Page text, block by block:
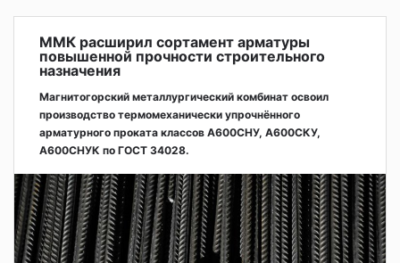
ММК расширил сортамент арматуры
повышенной прочности строительного
назначения
Магнитогорский металлургический комбинат освоил
производство термомеханически упрочнённого
арматурного проката классов А600СНУ, А600СКУ,
А600СНУК по ГОСТ 34028.